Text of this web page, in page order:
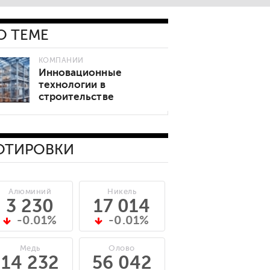
ТЕМЕ
КОМПАНИИ
Инновационные
технологии в
строительстве
меняют рынок
логистической
недвижимости
Алюминий
3 230
-0.01%
Медь
14 232
Никель
17 014
-0.01%
Олово
56 042